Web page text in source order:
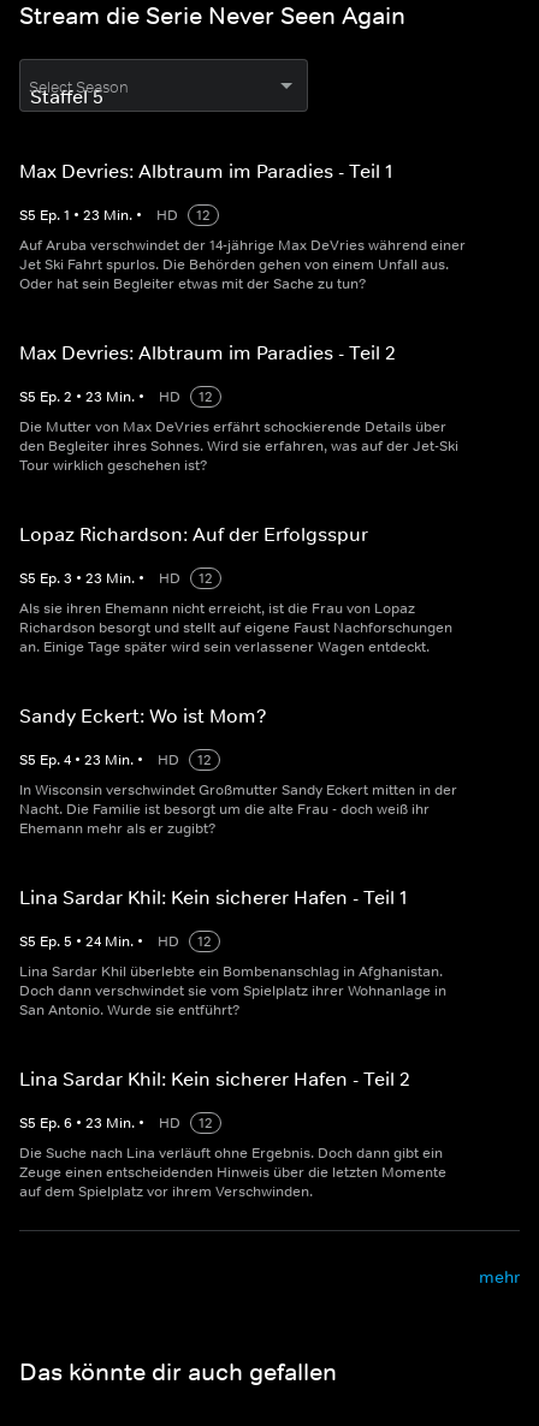
Stream die Serie Never Seen Again
Select Season
Max Devries: Albtraum im Paradies - Teil 1
S5 Ep.1 • 23 Min. • HD
12
Auf Aruba verschwindet der 14-jährige Max DeVries während einer
Jet Ski Fahrt spurlos. Die Behörden gehen von einem Unfall aus.
Oder hat sein Begleiter etwas mit der Sache zu tun?
Max Devries: Albtraum im Paradies - Teil 2
S5 Ep.2 • 23 Min. • HD
12
Die Mutter von Max DeVries erfährt schockierende Details über
den Begleiter ihres Sohnes. Wird sie erfahren, was auf der Jet-Ski
Tour wirklich geschehen ist?
Lopaz Richardson: Auf der Erfolgsspur
S5 Ep.3 • 23 Min. • HD
12
Als sie ihren Ehemann nicht erreicht, ist die Frau von Lopaz
Richardson besorgt und stellt auf eigene Faust Nachforschungen
an. Einige Tage später wird sein verlassener Wagen entdeckt.
Sandy Eckert: Wo ist Mom?
S5 Ep.4 • 23 Min. • HD
12
In Wisconsin verschwindet Großmutter Sandy Eckert mitten in der
Nacht. Die Familie ist besorgt um die alte Frau - doch weiß ihr
Ehemann mehr als er zugibt?
Lina Sardar Khil: Kein sicherer Hafen - Teil 1
S5 Ep.5 • 24 Min. • HD
12
Lina Sardar Khil überlebte ein Bombenanschlag in Afghanistan.
Doch dann verschwindet sie vom Spielplatz ihrer Wohnanlage in
San Antonio. Wurde sie entführt?
Lina Sardar Khil: Kein sicherer Hafen - Teil 2
S5 Ep.6 • 23 Min. • HD
12
Die Suche nach Lina verläuft ohne Ergebnis. Doch dann gibt ein
Zeuge einen entscheidenden Hinweis über die letzten Momente
auf dem Spielplatz vor ihrem Verschwinden.
mehr
Das könnte dir auch gefallen